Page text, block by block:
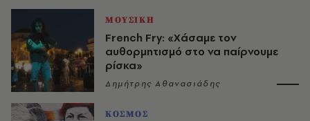
ΜΟΥΣΙΚΗ
French Fry: «Χάσαμε τον
αυθορμητισμό στο να παίρνουμε
ρίσκα»
Δημήτρης Αθανασιάδης
ΚΟΣΜΟΣ